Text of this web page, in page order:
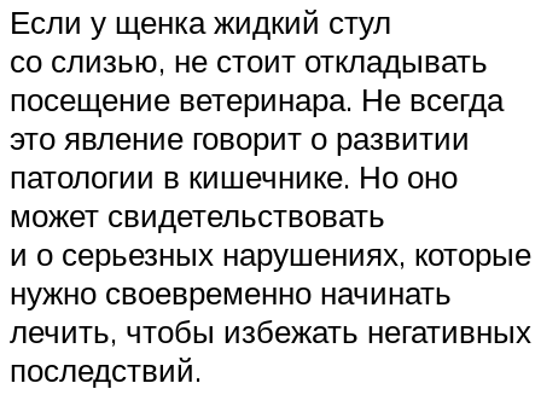
Если у щенка жидкий стул
со слизью, не стоит откладывать
посещение ветеринара. Не всегда
это явление говорит о развитии
патологии в кишечнике. Но оно
может свидетельствовать
и о серьезных нарушениях, которые
нужно своевременно начинать
лечить, чтобы избежать негативных
последствий.